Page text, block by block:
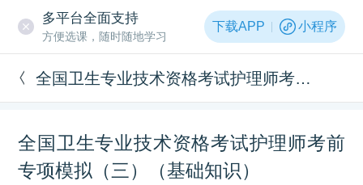
多平台全面支持
方便选课，随时随地学习
下载APP 小程序
全国卫生专业技术资格考试护理师考前专项模拟（三）（基础知识）
全国卫生专业技术资格考试护理师考前
专项模拟（三）（基础知识）